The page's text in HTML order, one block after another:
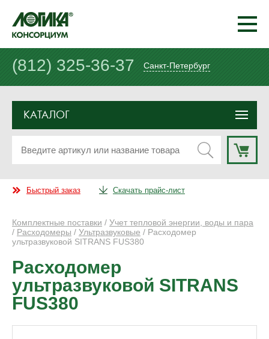
(812) 325-36-37 Санкт-Петербург
КАТАЛОГ
Быстрый заказ Скачать прайс-лист
Комплектные поставки / Учет тепловой энергии, воды и пара
/ Расходомеры / Ультразвуковые / Расходомер
ультразвуковой SITRANS FUS380
Расходомер
ультразвуковой SITRANS
FUS380